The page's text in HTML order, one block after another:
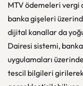
MTV ödemeleri vergi
banka gişeleri
dijital kanallar da
Dairesi sistemi,
uygulamaları
tescil bilgileri girilerek